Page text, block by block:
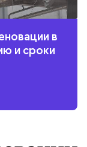
в
и сроки